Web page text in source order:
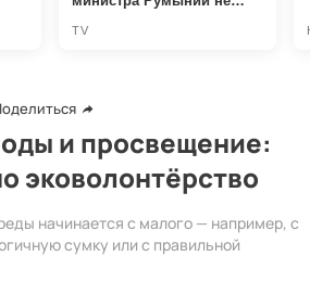
и просвещение:
эковолонтёрство
начинается с малого — например, с
сумку или с правильной